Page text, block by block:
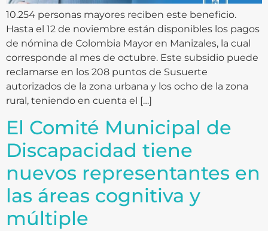
10.254 personas mayores reciben este beneficio.
Hasta el 12 de noviembre están disponibles los pagos
de nómina de Colombia Mayor en Manizales, la cual
corresponde al mes de octubre. Este subsidio puede
reclamarse en los 208 puntos de Susuerte
autorizados de la zona urbana y los ocho de la zona
rural, teniendo en cuenta el […]
El Comité Municipal de
Discapacidad tiene
nuevos representantes en
las áreas cognitiva y
múltiple